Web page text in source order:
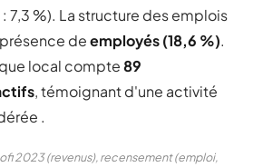
7,3 %). La structure des emplois
deemployés (18,6 %).
local compte89
, témoignant d'une activité
.
2023 (revenus), recensement (emploi,